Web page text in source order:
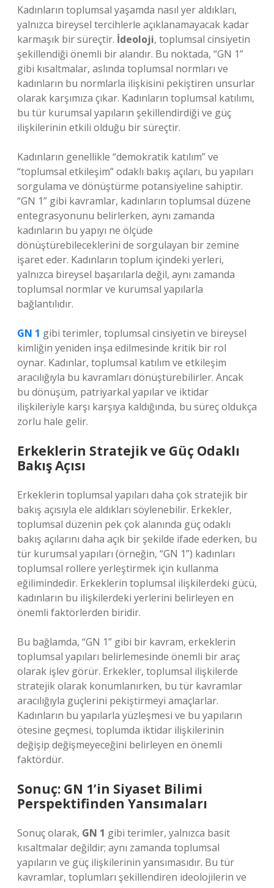
Kadınların toplumsal yaşamda nasıl yer aldıkları,
yalnızca bireysel tercihlerle açıklanamayacak kadar
karmaşık bir süreçtir. İdeoloji, toplumsal cinsiyetin
şekillendiği önemli bir alandır. Bu noktada, “GN 1”
gibi kısaltmalar, aslında toplumsal normları ve
kadınların bu normlarla ilişkisini pekiştiren unsurlar
olarak karşımıza çıkar. Kadınların toplumsal katılımı,
bu tür kurumsal yapıların şekillendirdiği ve güç
ilişkilerinin etkili olduğu bir süreçtir.
Kadınların genellikle “demokratik katılım” ve
“toplumsal etkileşim” odaklı bakış açıları, bu yapıları
sorgulama ve dönüştürme potansiyeline sahiptir.
“GN 1” gibi kavramlar, kadınların toplumsal düzene
entegrasyonunu belirlerken, aynı zamanda
kadınların bu yapıyı ne ölçüde
dönüştürebileceklerini de sorgulayan bir zemine
işaret eder. Kadınların toplum içindeki yerleri,
yalnızca bireysel başarılarla değil, aynı zamanda
toplumsal normlar ve kurumsal yapılarla
bağlantılıdır.
GN 1 gibi terimler, toplumsal cinsiyetin ve bireysel
kimliğin yeniden inşa edilmesinde kritik bir rol
oynar. Kadınlar, toplumsal katılım ve etkileşim
aracılığıyla bu kavramları dönüştürebilirler. Ancak
bu dönüşüm, patriyarkal yapılar ve iktidar
ilişkileriyle karşı karşıya kaldığında, bu süreç oldukça
zorlu hale gelir.
Erkeklerin Stratejik ve Güç Odaklı
Bakış Açısı
Erkeklerin toplumsal yapıları daha çok stratejik bir
bakış açısıyla ele aldıkları söylenebilir. Erkekler,
toplumsal düzenin pek çok alanında güç odaklı
bakış açılarını daha açık bir şekilde ifade ederken, bu
tür kurumsal yapıları (örneğin, “GN 1”) kadınları
toplumsal rollere yerleştirmek için kullanma
eğilimindedir. Erkeklerin toplumsal ilişkilerdeki gücü,
kadınların bu ilişkilerdeki yerlerini belirleyen en
önemli faktörlerden biridir.
Bu bağlamda, “GN 1” gibi bir kavram, erkeklerin
toplumsal yapıları belirlemesinde önemli bir araç
olarak işlev görür. Erkekler, toplumsal ilişkilerde
stratejik olarak konumlanırken, bu tür kavramlar
aracılığıyla güçlerini pekiştirmeyi amaçlarlar.
Kadınların bu yapılarla yüzleşmesi ve bu yapıların
ötesine geçmesi, toplumda iktidar ilişkilerinin
değişip değişmeyeceğini belirleyen en önemli
faktördür.
Sonuç: GN 1’in Siyaset Bilimi
Perspektifinden Yansımaları
Sonuç olarak, GN 1 gibi terimler, yalnızca basit
kısaltmalar değildir; aynı zamanda toplumsal
yapıların ve güç ilişkilerinin yansımasıdır. Bu tür
kavramlar, toplumları şekillendiren ideolojilerin ve